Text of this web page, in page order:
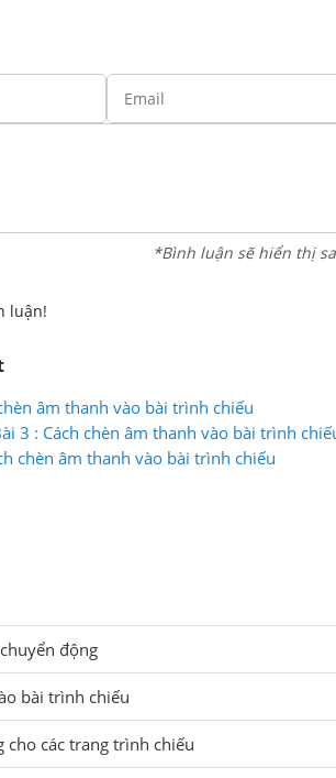
*Bình luận sẽ hiển thị
luận!
âm thanh vào bài trình chiếu
3 : Cách chèn âm thanh vào bài trình
chèn âm thanh vào bài trình chiếu
động
bài trình chiếu
cho các trang trình chiếu